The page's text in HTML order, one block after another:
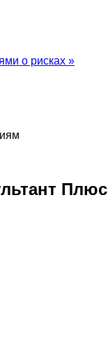
о рисках »
Плюс